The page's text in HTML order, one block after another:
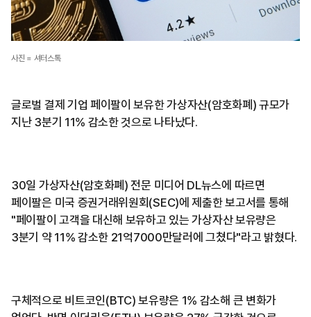
사진 = 셔터스톡
글로벌 결제 기업 페이팔이 보유한 가상자산(암호화폐) 규모가
지난 3분기 11% 감소한 것으로 나타났다.
30일 가상자산(암호화폐) 전문 미디어 DL뉴스에 따르면
페이팔은 미국 증권거래위원회(SEC)에 제출한 보고서를 통해
"페이팔이 고객을 대신해 보유하고 있는 가상자산 보유량은
3분기 약 11% 감소한 21억7000만달러에 그쳤다"라고 밝혔다.
구체적으로 비트코인(BTC) 보유량은 1% 감소해 큰 변화가